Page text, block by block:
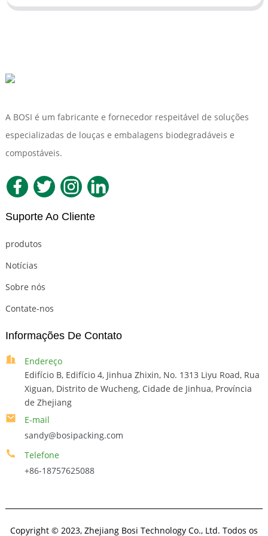
A BOSI é um fabricante e fornecedor respeitável de soluções
especializadas de louças e embalagens biodegradáveis ​​e
compostáveis.
Suporte Ao Cliente
produtos
Notícias
Sobre nós
Contate-nos
Informações De Contato
Endereço
Edifício B, Edifício 4, Jinhua Zhixin, No. 1313 Liyu Road, Rua
Xiguan, Distrito de Wucheng, Cidade de Jinhua, Província
de Zhejiang
E-mail
sandy@bosipacking.com
Telefone
+86-18757625088
Copyright © 2023, Zhejiang Bosi Technology Co., Ltd. Todos os